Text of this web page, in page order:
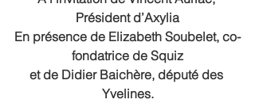
Président d’Axylia
En présence de Elizabeth Soubelet, co-
fondatrice de Squiz
et de Didier Baichère, député des
Yvelines.